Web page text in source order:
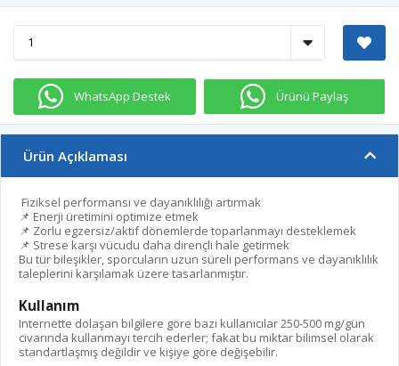
WhatsApp Destek Ürünü Paylaş
Ürün Açıklaması
Fiziksel performansı ve dayanıklılığı artırmak
📌 Enerji üretimini optimize etmek
📌 Zorlu egzersiz/aktif dönemlerde toparlanmayı desteklemek
📌 Strese karşı vücudu daha dirençli hale getirmek
Bu tür bileşikler, sporcuların uzun süreli performans ve dayanıklılık
taleplerini karşılamak üzere tasarlanmıştır.
Kullanım
Internette dolaşan bilgilere göre bazı kullanıcılar 250-500 mg/gün
civarında kullanmayı tercih ederler; fakat bu miktar bilimsel olarak
standartlaşmış değildir ve kişiye göre değişebilir.